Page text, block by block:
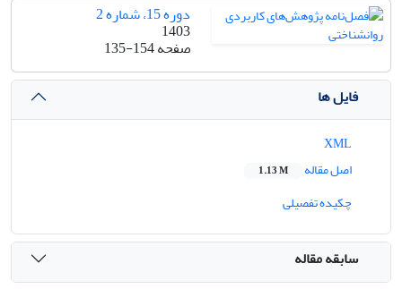
دوره 15، شماره 2
1403
صفحه135-154
فایل ها
اصل مقاله
1.13 M
چکیده تفصیلی
سابقه مقاله